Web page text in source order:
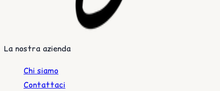
La nostra azienda
Chi siamo
Contattaci